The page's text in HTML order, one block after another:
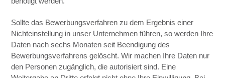
Sollte das Bewerbungsverfahren zu dem Ergebnis einer
Nichteinstellung in unser Unternehmen führen, so werden Ihre
Daten nach sechs Monaten seit Beendigung des
Bewerbungsverfahrens gelöscht. Wir machen Ihre Daten nur
den Personen zugänglich, die autorisiert sind. Eine